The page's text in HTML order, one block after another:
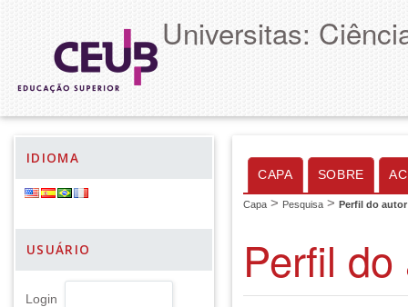
Universitas:
IDIOMA
USUÁRIO
Login
CAPA SOBRE
Capa > Pesquisa > Perfil do autor
Perfil